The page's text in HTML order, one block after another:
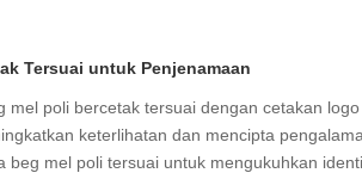
Tersuai untuk Penjenamaan
mel poli bercetak tersuai dengan cetakan
keterlihatan dan mencipta
beg mel poli tersuai untuk mengukuhkan